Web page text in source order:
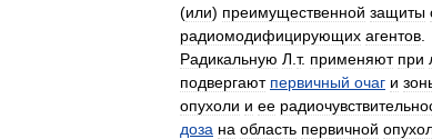
(или) преимущественной защиты
радиомодифицирующих агентов
Радикальную Л т. применяют при
подвергают первичный очаг и
опухоли и ее
доза на область первичной